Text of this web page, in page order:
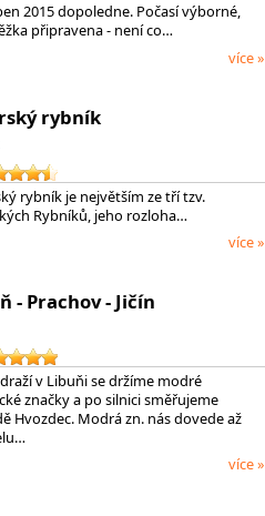
2015 dopoledne. Počasí výborné,
připravena - není co…
více »
rybník
rybník je největším ze tří tzv.
Rybníků, jeho rozloha…
více »
- Prachov - Jičín
v Libuňi se držíme modré
značky a po silnici směřujeme
Hvozdec. Modrá zn. nás dovede až
více »